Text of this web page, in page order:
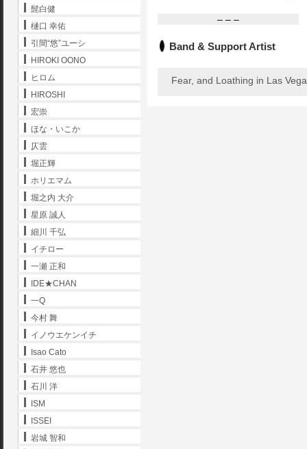
– – –
Band & Support Artist
Fear, and Loathing in Las
髭白健
樋口 幸佑
引間“悠”ユーシ
HIROKI OONO
ヒロム
HIROSHI
宏崇
ほな・いこか
仄雲
堀正輝
ホリエマム
堀之内 大介
星原 誠人
細川 千弘
イチロー
一瀬 正和
IDE★CHAN
一Q
今村 舞
イノウエケンイチ
Isao Cato
石井 悠也
石川 洋
ISM
ISSEI
岩城 智和